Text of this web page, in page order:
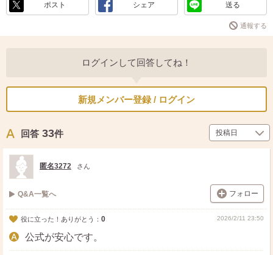
ポスト シェア 送る
通報する
ログインして回答してね！
新規メンバー登録 / ログイン
回答 33件
匿名3272 さん
Q&A一覧へ フォロー
役に立った！ありがとう： 0 2026/2/11 23:50
公式が安心です。